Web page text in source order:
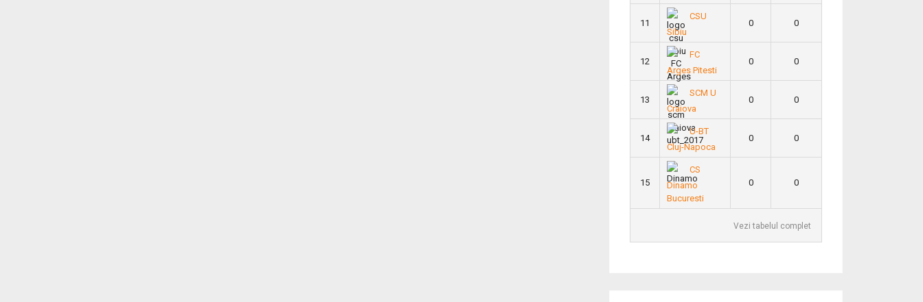
11
CSU
Sibiu
0 0
12
FC
Arges Pitesti
0 0
13
SCM U
Craiova
0 0
14
U-BT
Cluj-Napoca
0 0
15
CS
Dinamo
Bucuresti
0 0
Vezi tabelul complet